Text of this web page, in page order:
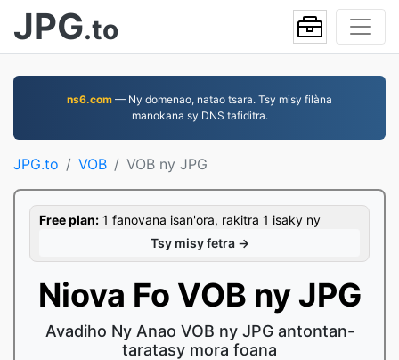
JPG.to
ns6.com — Ny domenao, natao tsara. Tsy misy filàna
manokana sy DNS tafiditra.
JPG.to VOB VOB ny JPG
Free plan: 1 fanovana isan'ora, rakitra 1 isaky ny
Tsy misy fetra →
Niova Fo VOB ny JPG
Avadiho Ny Anao VOB ny JPG antontan-
taratasy mora foana